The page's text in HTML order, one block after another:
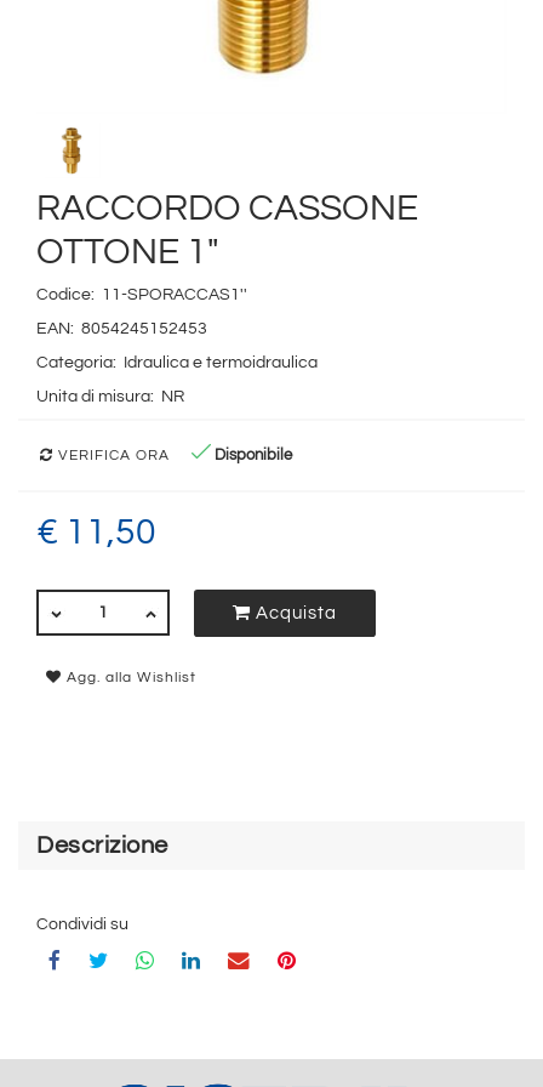
RACCORDO CASSONE
OTTONE 1"
Codice:
11-SPORACCAS1''
EAN: 8054245152453
Categoria:
Idraulica e termoidraulica
Unita di misura:
NR
VERIFICA ORA Disponibile
€ 11,50
Acquista
Agg. alla Wishlist
Descrizione
Condividi su